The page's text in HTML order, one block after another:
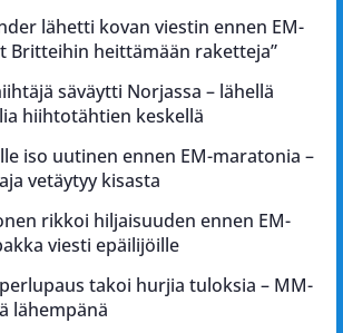
lähetti kovan viestin ennen EM-
Britteihin heittämään raketteja”
säväytti Norjassa – lähellä
hiihtotähtien keskellä
iso uutinen ennen EM-maratonia –
vetäytyy kisasta
rikkoi hiljaisuuden ennen EM-
viesti epäilijöille
takoi hurjia tuloksia – MM-
lähempänä